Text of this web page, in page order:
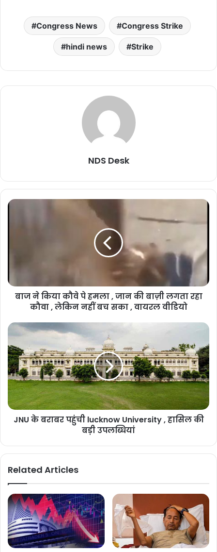
Congress News Congress Strike
hindi news Strike
NDS Desk
बाज ने किया कौवे पे हमला , जान की बाज़ी लगता रहा
कौवा , लेकिन नहीं बच सका , वायरल वीडियो
JNU के बराबर पहुंची lucknow University , हासिल की
बड़ी उपलब्धियां
Related Articles